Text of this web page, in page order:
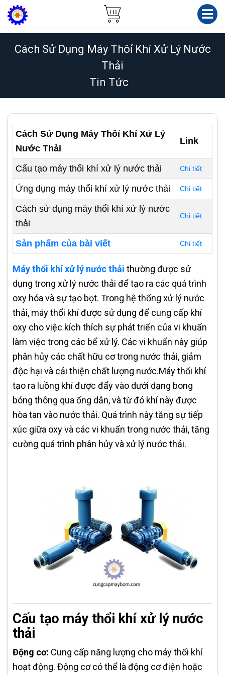
Cách Sử Dụng Máy Thôỉ Khí Xử Lý Nước
Thải
Tin Tức
Cách Sử Dụng Máy Thôỉ Khí Xử Lý
Nước Thải
Link
Cấu tạo máy thổi khí xử lý nước thải Chi tiết
Ứng dụng máy thổi khí xử lý nước thải Chi tiết
Cách sử dụng máy thổi khí xử lý nước
thải
Chi tiết
Sản phẩm của bài viết Chi tiết
Máy thổi khí xử lý nước thải thường được sử
dụng trong xử lý nước thải để tạo ra các quá trình
oxy hóa và sự tạo bọt. Trong hệ thống xử lý nước
thải, máy thổi khí được sử dụng để cung cấp khí
oxy cho việc kích thích sự phát triển của vi khuẩn
làm việc trong các bể xử lý. Các vi khuẩn này giúp
phân hủy các chất hữu cơ trong nước thải, giảm
độc hại và cải thiện chất lượng nước.Máy thổi khí
tạo ra luồng khí được đẩy vào dưới dạng bong
bóng thông qua ống dẫn, và từ đó khí này được
hòa tan vào nước thải. Quá trình này tăng sự tiếp
xúc giữa oxy và các vi khuẩn trong nước thải, tăng
cường quá trình phân hủy và xử lý nước thải.
Cấu tạo máy thổi khí xử lý nước
thải
Động cơ: Cung cấp năng lượng cho máy thổi khí
hoạt động. Động cơ có thể là động cơ điện hoặc